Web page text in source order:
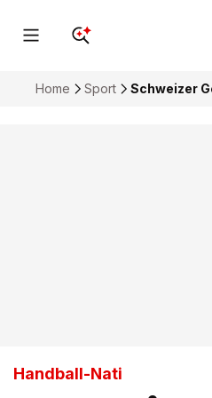
Home Sport Schweizer
Handball-Nati